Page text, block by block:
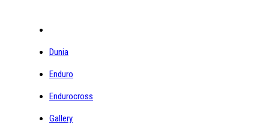
Dunia
Enduro
Endurocross
Gallery